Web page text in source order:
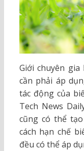
Giới chuyên
cần phải áp
tác động của
Tech News
cũng có thể
cách hạn chế
đều có thể áp